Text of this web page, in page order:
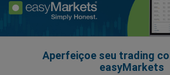
Aperfeiçoe seu trading
easyMarkets